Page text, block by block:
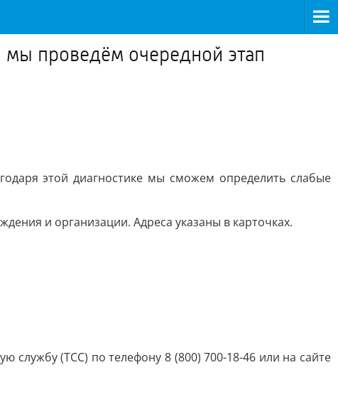
проведём очередной этап
этой диагностике мы сможем определить слабые
и организации. Адреса указаны в карточках.
службу (ТСС) по телефону 8 (800) 700-18-46 или на сайте